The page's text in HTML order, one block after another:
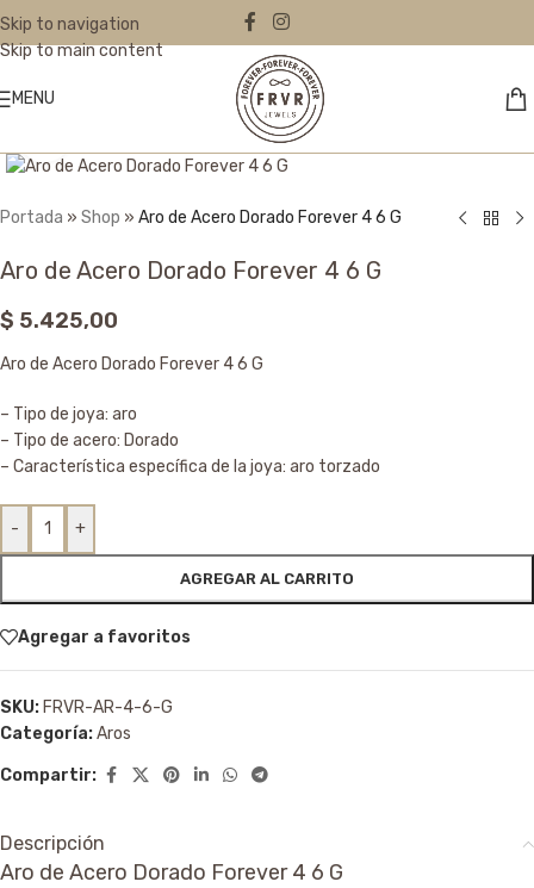
Skip to navigation
Skip to main content
MENU
Portada » Shop » Aro de Acero Dorado Forever 4 6 G
Aro de Acero Dorado Forever 4 6 G
$ 5.425,00
Aro de Acero Dorado Forever 4 6 G
– Tipo de joya: aro
– Tipo de acero: Dorado
– Característica específica de la joya: aro torzado
- +
AGREGAR AL CARRITO
Agregar a favoritos
SKU: FRVR-AR-4-6-G
Categoría:Aros
Compartir:
Descripción
Aro de Acero Dorado Forever 4 6 G